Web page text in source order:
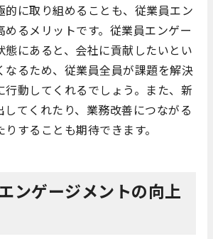
的に取り組めることも、従業員エン
めるメリットです。従業員エンゲー
態にあると、会社に貢献したいとい
なるため、従業員全員が課題を解決
行動してくれるでしょう。また、新
してくれたり、業務改善につながる
することも期待できます。
ンゲージメントの向上